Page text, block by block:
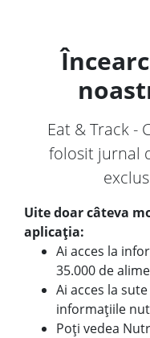
Eat & Track -
folosit jurnal
Uite doar câteva
aplicația:
Ai acces la
35.000 de
Ai acces la
informațiile
Poți vedea